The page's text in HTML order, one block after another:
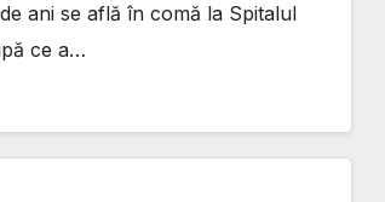
ani se află în comă la Spitalul
ce a…